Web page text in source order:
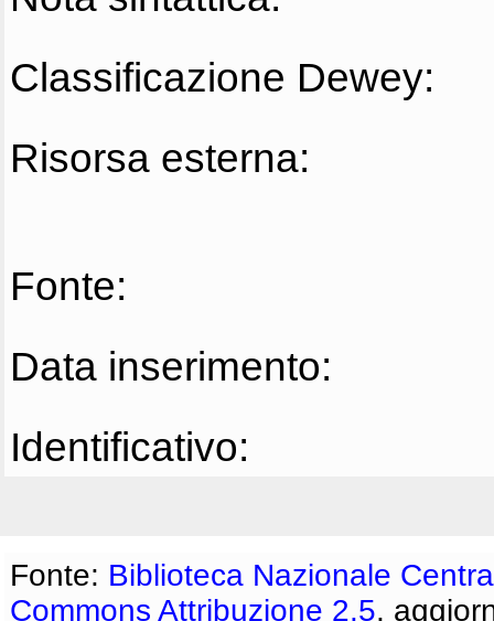
Classificazione Dewey:
Risorsa esterna:
Fonte:
Data inserimento:
Identificativo:
Fonte: Biblioteca Nazionale
Commons Attribuzione 2.5,